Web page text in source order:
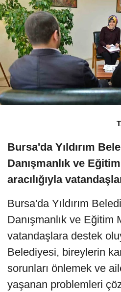
Bursa'da Yıldırım
Danışmanlık ve
aracılığıyla
Bursa'da Yıldırım
Danışmanlık ve Eğitim
vatandaşlara destek
Belediyesi, bireylerin
sorunları önlemek ve
yaşanan problemleri